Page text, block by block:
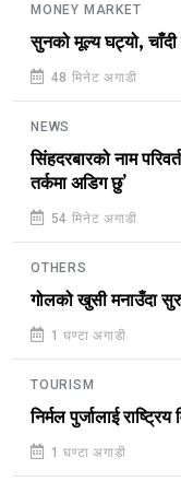
MONEY MARKET
सुनको मूल्य घट्यो, चाँदी
48 मिनेट अगाडी
NEWS
सिंहदरबारको नाम
तर्कमा अडिग छु’
54 मिनेट अगाडी
OTHERS
गोलको खुसी मनाउँदा
1 घण्टा अगाडी
TOURISM
निर्मल पुर्जालाई
1 घण्टा अगाडी